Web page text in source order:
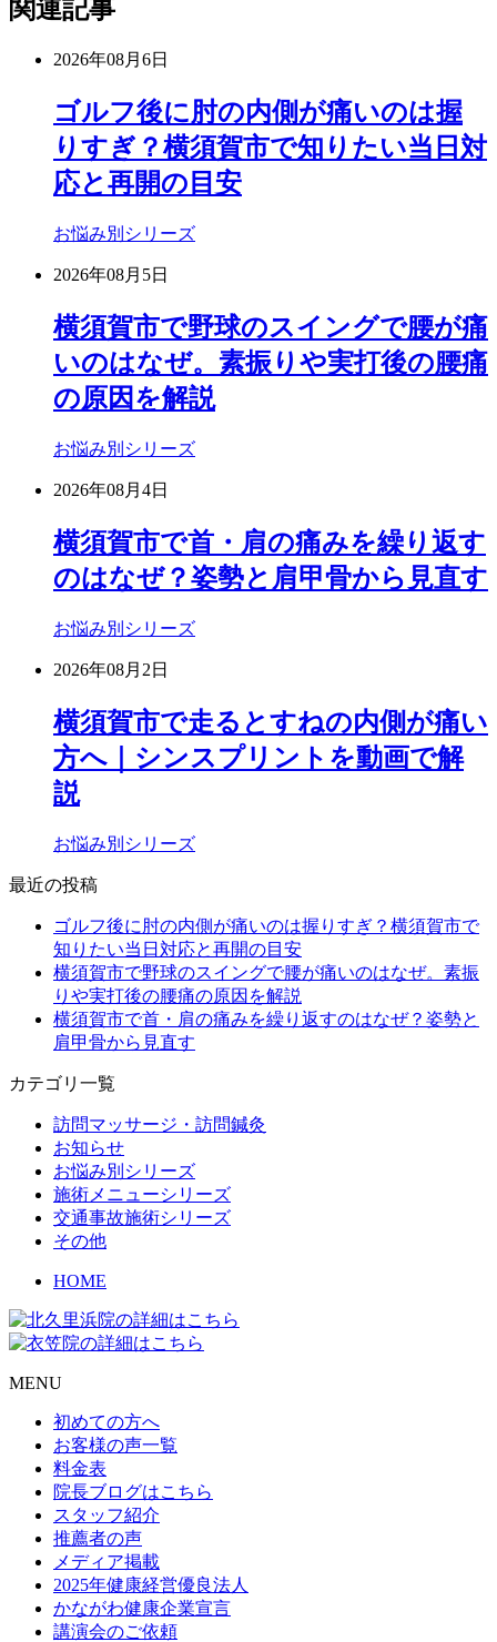
関連記事
2026年08月6日
ゴルフ後に肘の内側が痛いのは握
りすぎ？横須賀市で知りたい当日対
応と再開の目安
お悩み別シリーズ
2026年08月5日
横須賀市で野球のスイングで腰が痛
いのはなぜ。素振りや実打後の腰痛
の原因を解説
お悩み別シリーズ
2026年08月4日
横須賀市で首・肩の痛みを繰り返す
のはなぜ？姿勢と肩甲骨から見直す
お悩み別シリーズ
2026年08月2日
横須賀市で走るとすねの内側が痛い
方へ｜シンスプリントを動画で解
説
お悩み別シリーズ
最近の投稿
ゴルフ後に肘の内側が痛いのは握りすぎ？横須賀市で
知りたい当日対応と再開の目安
横須賀市で野球のスイングで腰が痛いのはなぜ。素振
りや実打後の腰痛の原因を解説
横須賀市で首・肩の痛みを繰り返すのはなぜ？姿勢と
肩甲骨から見直す
カテゴリ一覧
訪問マッサージ・訪問鍼灸
お知らせ
お悩み別シリーズ
施術メニューシリーズ
交通事故施術シリーズ
その他
HOME
MENU
初めての方へ
お客様の声一覧
料金表
院長ブログはこちら
スタッフ紹介
推薦者の声
メディア掲載
2025年健康経営優良法人
かながわ健康企業宣言
講演会のご依頼